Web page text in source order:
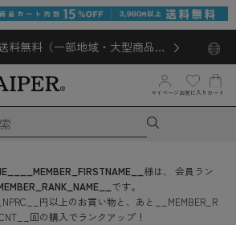
料無料（一部地域・大型商品対
マイページ お気に入り カート
__MEMBER_FIRSTNAME__ 様は、
会員ラン
です。
円以上のお買い物と、あと
__MEMBER_R
回の購入でランクアップ！